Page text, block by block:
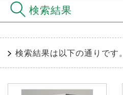
検索結果
検索結果は以下の通りです。